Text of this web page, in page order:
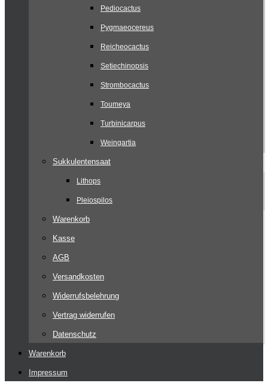
Pediocactus
Pygmaeocereus
Reicheocactus
Setiechinopsis
Strombocactus
Toumeya
Turbinicarpus
Weingartia
Sukkulentensaat
Lithops
Pleiospilos
Warenkorb
Kasse
AGB
Versandkosten
Widerrufsbelehrung
Vertrag widerrufen
Datenschutz
Warenkorb
Impressum